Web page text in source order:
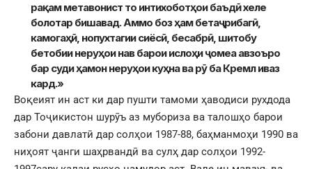
рақам метавонист то интихоботҳои баъдӣ хеле
болотар бишавад. Аммо боз ҳам бетаҷрибагӣ,
камогаҳӣ, нопухтагии сиёсӣ, бесабрӣ, шитобу
бетобии неруҳои нав барои ислоҳи ҷомеа авзоъро
бар суди ҳамон неруҳои куҳна ва рӯ ба Кремл иваз
кард.»
Воқеият ин аст ки дар пушти тамоми ҳаводиси рухдода
дар Тоҷикистон шурӯъ аз мубориза ва талошҳо барои
забони давлатӣ дар солҳои 1987-88, баҳманмоҳи 1990 ва
ниҳоят ҷанги шаҳрвандӣ ва сулҳ дар солҳои 1992-